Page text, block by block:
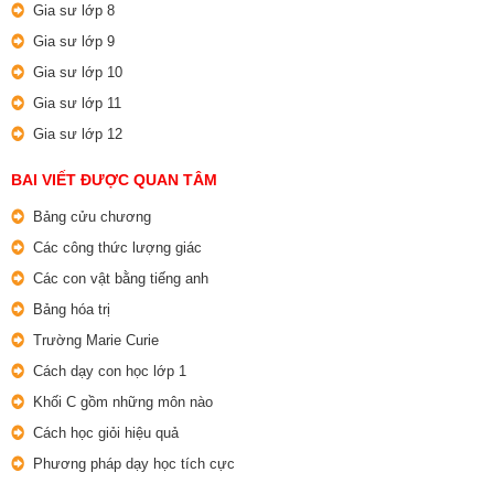
Gia sư lớp 8
Gia sư lớp 9
Gia sư lớp 10
Gia sư lớp 11
Gia sư lớp 12
BAI VIẾT ĐƯỢC QUAN TÂM
Bảng cửu chương
Các công thức lượng giác
Các con vật bằng tiếng anh
Bảng hóa trị
Trường Marie Curie
Cách dạy con học lớp 1
Khối C gồm những môn nào
Cách học giỏi hiệu quả
Phương pháp dạy học tích cực